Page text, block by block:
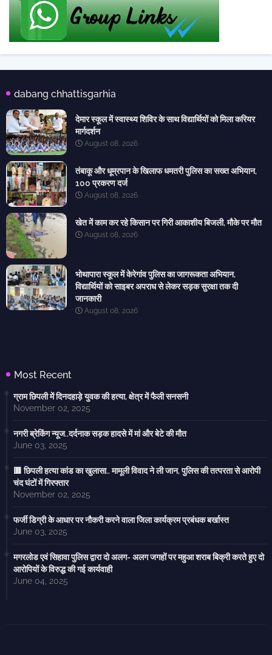
dabang chhattisgarhia
देमार स्कूल में स्वास्थ्य शिविर के साथ विद्यार्थियों को मिला करियर
मार्गदर्शन
August 08, 2026
तंबाकू और धूम्रपान के खिलाफ धमतरी पुलिस का सख्त अभियान,
100 प्रकरण दर्ज
August 08, 2026
खेत में काम कर रहे किसान पर गिरी आकाशीय बिजली, मौके पर मौत
August 08, 2026
भोथापारा स्कूल में केरेगांव पुलिस का जागरूकता अभियान,
विद्यार्थियों को साइबर अपराध से लेकर सड़क सुरक्षा तक दी
जानकारी
August 08, 2026
Most Recent
ग्राम छिपली में दिनदहाड़े युवक की हत्या, क्षेत्र में फैली सनसनी
November 02, 2025
नगरी ब्रेकिंग न्यूज..दर्दनाक सड़क हादसे में मां और बेटे की मौत
June 03, 2025
🟥 छिपली हत्या कांड का खुलासा.. मामूली विवाद ने ली जान, पुलिस की तत्परता से आरोपी
चंद घंटों में गिरफ्तार
November 02, 2025
फर्जी डिग्री के आधार पर नौकरी करने वाला जिला कार्यक्रम प्रबंधक बर्खास्त
June 03, 2025
मगरलोड एवं सिहावा पुलिस द्वारा दो अलग- अलग जगहों पर महुआ शराब बिक्री करते हुए दो
आरोपियों के विरुद्ध की गई कार्यवाही
June 04, 2025